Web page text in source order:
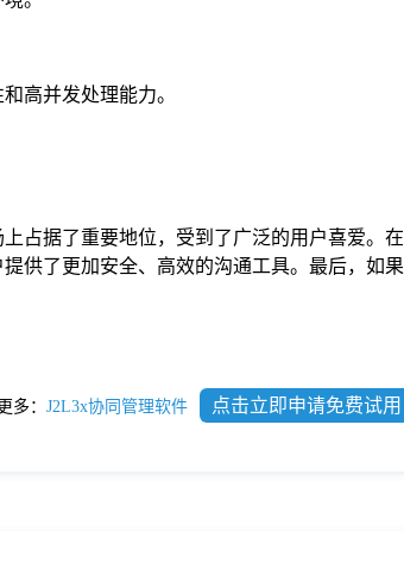
高并发处理能力。
占据了重要地位，受到了广泛的用户喜爱。在
供了更加安全、高效的沟通工具。最后，如果
多： J2L3x协同管理软件 点击立即申请免费试用